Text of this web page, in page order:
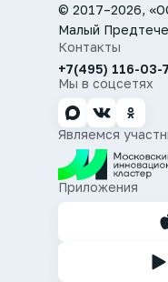
© 2017–2026,
Малый
Контакты
+7(495) 116-03-
Мы в соцсетях
Являемся
Приложения